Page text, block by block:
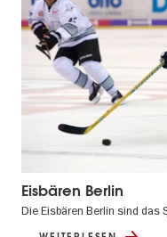
Eisbären Berlin
Die Eisbären Berlin sind das